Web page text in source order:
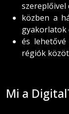
közben a
gyakorlatok
és
régiók
Mi a